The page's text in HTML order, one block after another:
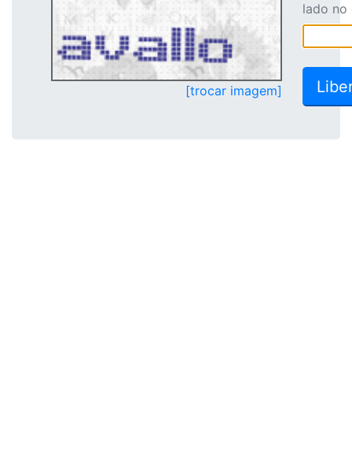
[trocar imagem]
lado no